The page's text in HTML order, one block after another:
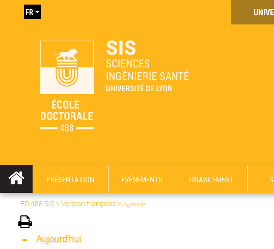
FR
PRÉSENTATION EVÉNEMENTS FINANCEMENT
ED 488 SIS>Version française>Agenda
Aujourd'hui